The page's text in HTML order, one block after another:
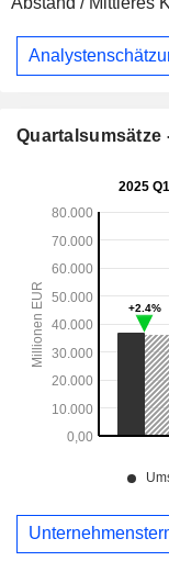
Quartalsumsätze